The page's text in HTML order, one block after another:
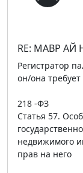
RE: МАВР АЙ
Регистратор
он/она требует
218 -ФЗ
Статья 57.
недвижимого
прав на него